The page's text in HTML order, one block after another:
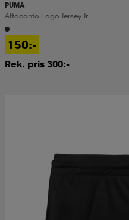
PUMA
Attacanto Logo Jersey Jr
150:-
Rek. pris 300:-